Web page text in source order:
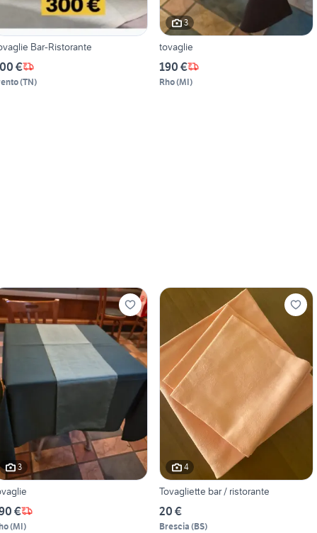
Bar-Ristorante
€
(TN)
3
tovaglie
190 €
Rho(MI)
3
€
(MI)
4
Tovagliette bar / ristorante
20 €
Brescia (BS)